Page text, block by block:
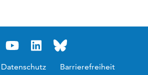
Datenschutz
Barrierefreiheit